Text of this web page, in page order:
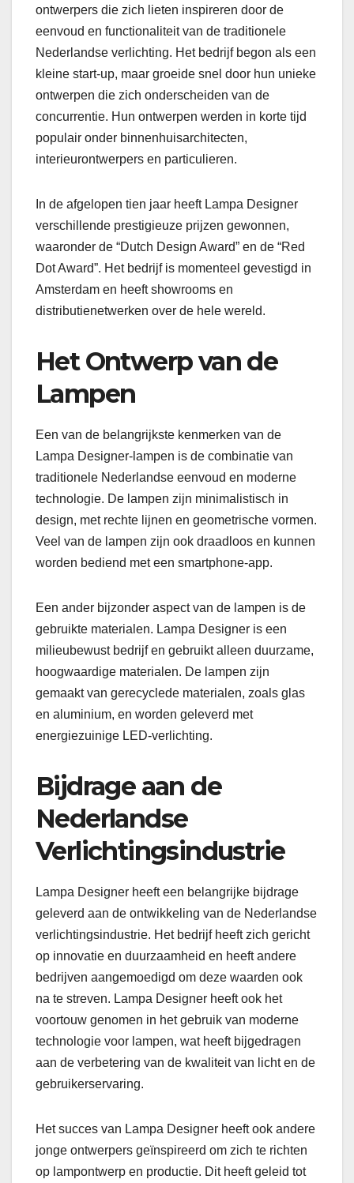
ontwerpers die zich lieten inspireren door de
eenvoud en functionaliteit van de traditionele
Nederlandse verlichting. Het bedrijf begon als een
kleine start-up, maar groeide snel door hun unieke
ontwerpen die zich onderscheiden van de
concurrentie. Hun ontwerpen werden in korte tijd
populair onder binnenhuisarchitecten,
interieurontwerpers en particulieren.
In de afgelopen tien jaar heeft Lampa Designer
verschillende prestigieuze prijzen gewonnen,
waaronder de “Dutch Design Award” en de “Red
Dot Award”. Het bedrijf is momenteel gevestigd in
Amsterdam en heeft showrooms en
distributienetwerken over de hele wereld.
Het Ontwerp van de
Lampen
Een van de belangrijkste kenmerken van de
Lampa Designer-lampen is de combinatie van
traditionele Nederlandse eenvoud en moderne
technologie. De lampen zijn minimalistisch in
design, met rechte lijnen en geometrische vormen.
Veel van de lampen zijn ook draadloos en kunnen
worden bediend met een smartphone-app.
Een ander bijzonder aspect van de lampen is de
gebruikte materialen. Lampa Designer is een
milieubewust bedrijf en gebruikt alleen duurzame,
hoogwaardige materialen. De lampen zijn
gemaakt van gerecyclede materialen, zoals glas
en aluminium, en worden geleverd met
energiezuinige LED-verlichting.
Bijdrage aan de
Nederlandse
Verlichtingsindustrie
Lampa Designer heeft een belangrijke bijdrage
geleverd aan de ontwikkeling van de Nederlandse
verlichtingsindustrie. Het bedrijf heeft zich gericht
op innovatie en duurzaamheid en heeft andere
bedrijven aangemoedigd om deze waarden ook
na te streven. Lampa Designer heeft ook het
voortouw genomen in het gebruik van moderne
technologie voor lampen, wat heeft bijgedragen
aan de verbetering van de kwaliteit van licht en de
gebruikerservaring.
Het succes van Lampa Designer heeft ook andere
jonge ontwerpers geïnspireerd om zich te richten
op lampontwerp en productie. Dit heeft geleid tot